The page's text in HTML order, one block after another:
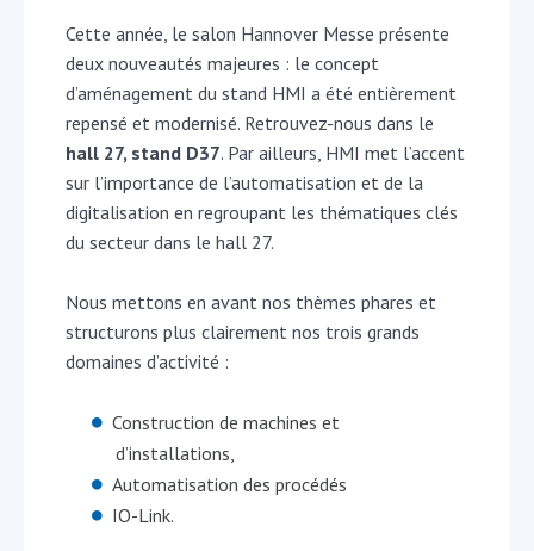
Cette année, le salon Hannover Messe présente
deux nouveautés majeures : le concept
d’aménagement du stand HMI a été entièrement
repensé et modernisé. Retrouvez-nous dans le
hall 27, stand D37. Par ailleurs, HMI met l’accent
sur l’importance de l’automatisation et de la
digitalisation en regroupant les thématiques clés
du secteur dans le hall 27.
Nous mettons en avant nos thèmes phares et
structurons plus clairement nos trois grands
domaines d’activité :
Construction de machines et
d’installations,
Automatisation des procédés
IO-Link.